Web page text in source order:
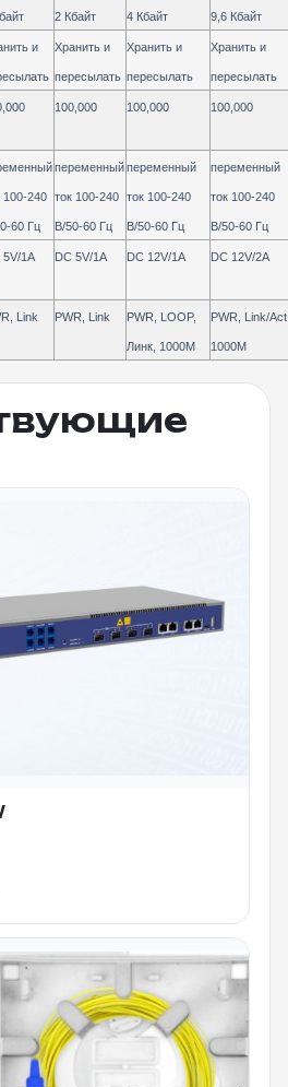
2 Кбайт 4 Кбайт 9,6 Кбайт
и Хранить и
пересылать
Хранить и
пересылать
Хранить и
пересылать
100,000 100,000 100,000
100-240
60 Гц
переменный
ток 100-240
В/50-60 Гц
переменный
ток 100-240
В/50-60 Гц
переменный
ток 100-240
В/50-60 Гц
5V/1A DC 5V/1A DC 12V/1A DC 12V/2A
Link PWR, Link PWR, LOOP,
Линк, 1000M
PWR, Link/
1000M